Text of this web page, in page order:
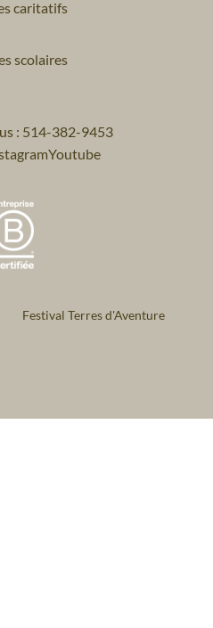
caritatifs
scolaires
: 514-382-9453
Youtube
Festival Terres d'Aventure